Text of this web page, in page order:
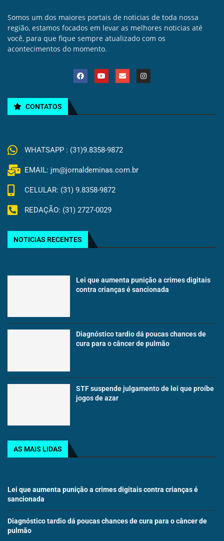
Somos um dos maiores portais de noticias de toda nossa
região, estamos focados em levar as melhores noticias até
você, para que fique sempre atualizado com os
acontecimentos do momento.
CONTATOS
WHATSAPP : (31)9.8358-9872
EMAIL: jm@jornaldeminas.com.br
CELULAR: (31) 9.8358-9872
REDAÇÃO: (31) 2727-0029
NOTICIAS RECENTES
Lei que aumenta punição a crimes digitais
contra crianças é sancionada
Diagnóstico tardio dá poucas chances de
cura para o câncer de pulmão
STF suspende julgamento de lei que proíbe
jogos de azar
AS MAIS LIDAS
Lei que aumenta punição a crimes digitais contra crianças é
sancionada
Diagnóstico tardio dá poucas chances de cura para o câncer de
pulmão